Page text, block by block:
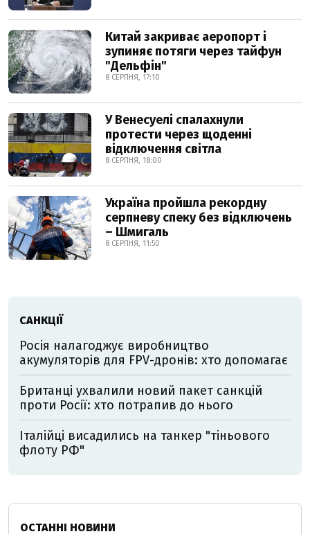
Китай закриває аеропорт і
зупиняє потяги через тайфун
"Дельфін"
8 СЕРПНЯ, 17:10
У Венесуелі спалахнули
протести через щоденні
відключення світла
8 СЕРПНЯ, 18:00
Україна пройшла рекордну
серпневу спеку без відключень
– Шмигаль
8 СЕРПНЯ, 11:50
САНКЦІЇ
Росія налагоджує виробництво
акумуляторів для FPV-дронів: хто допомагає
Британці ухвалили новий пакет санкцій
проти Росії: хто потрапив до нього
Італійці висадились на танкер "тіньового
флоту РФ"
ОСТАННІ НОВИНИ